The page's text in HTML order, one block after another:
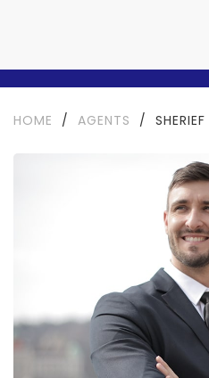
HOME / AGENTS /